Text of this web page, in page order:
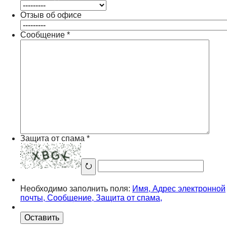
Отзыв об офисе
Сообщение *
Защита от спама *
⭮
Необходимо заполнить поля: Имя, Адрес электронной
почты, Сообщение, Защита от спама,
Оставить